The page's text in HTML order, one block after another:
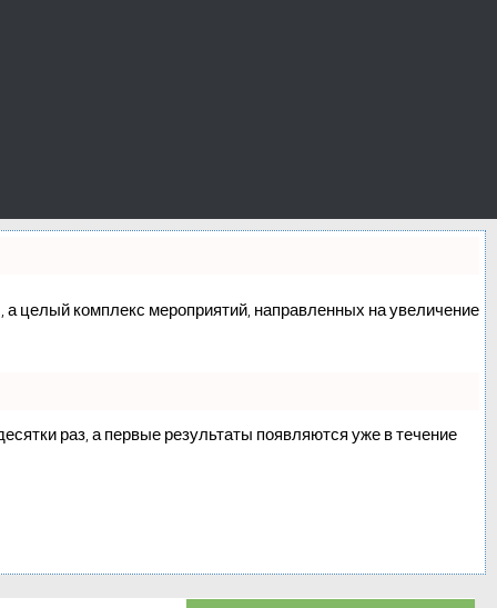
а целый комплекс мероприятий, направленных на увеличение
раз, а первые результаты появляются уже в течение